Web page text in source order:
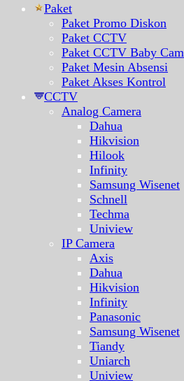
Paket
Paket Promo Diskon
Paket CCTV
Paket CCTV Baby Cam
Paket Mesin Absensi
Paket Akses Kontrol
CCTV
Analog Camera
Dahua
Hikvision
Hilook
Infinity
Samsung Wisenet
Schnell
Techma
Uniview
IP Camera
Axis
Dahua
Hikvision
Infinity
Panasonic
Samsung Wisenet
Tiandy
Uniarch
Uniview